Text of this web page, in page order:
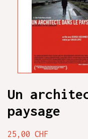
Un
paysage
25,00 CHF